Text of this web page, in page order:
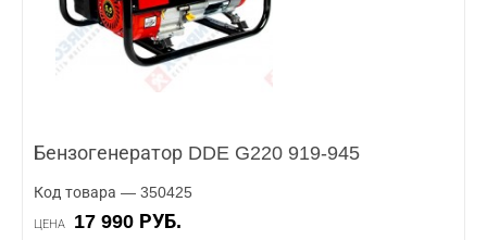
Бензогенератор DDE G220 919-945
Код товара — 350425
ЦЕНА 17 990 РУБ.